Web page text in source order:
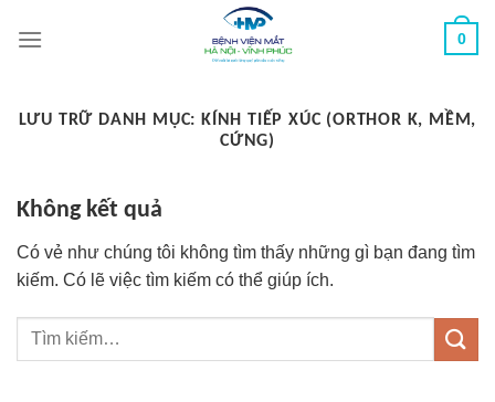
đến
0
LƯU TRỮ DANH MỤC: KÍNH TIẾP XÚC (ORTHOR K, MỀM,
CỨNG)
Không kết quả
Có vẻ như chúng tôi không tìm thấy những gì bạn đang tìm
kiếm. Có lẽ việc tìm kiếm có thể giúp ích.